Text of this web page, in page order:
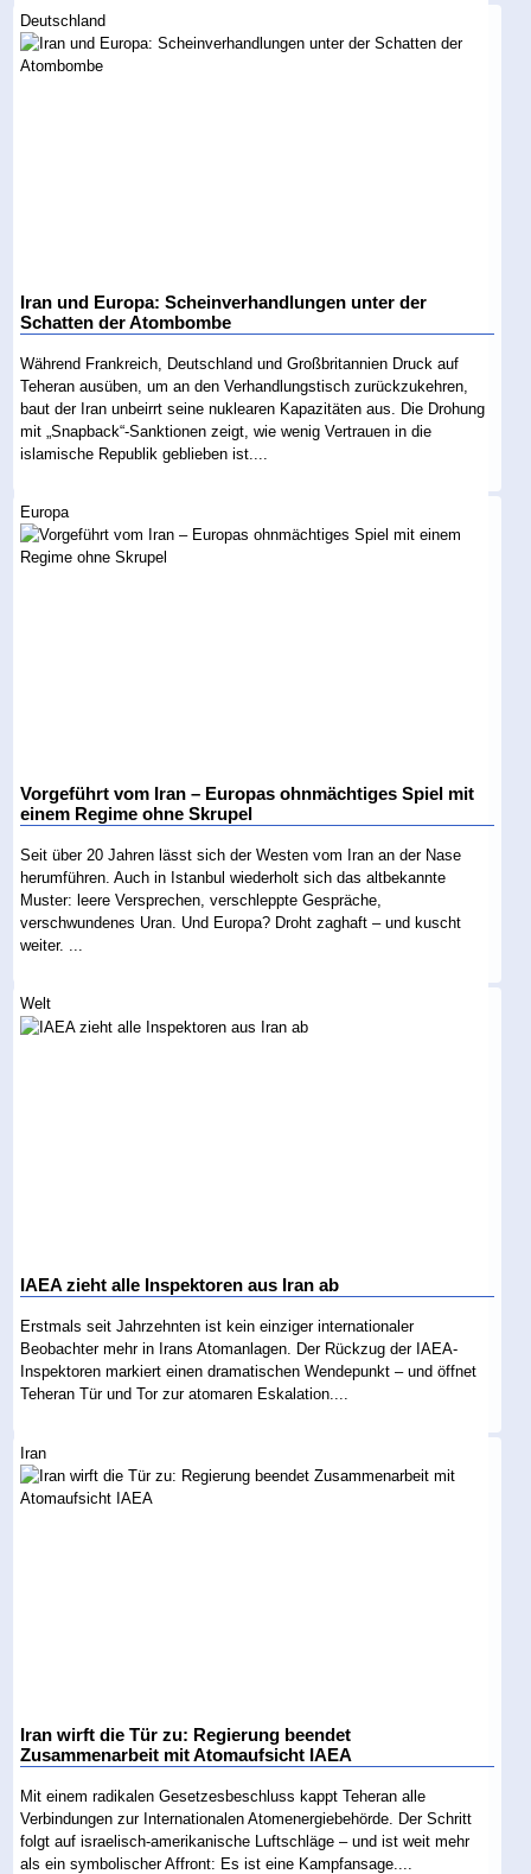
Deutschland
Iran und Europa: Scheinverhandlungen unter der
Schatten der Atombombe
Während Frankreich, Deutschland und Großbritannien Druck auf
Teheran ausüben, um an den Verhandlungstisch zurückzukehren,
baut der Iran unbeirrt seine nuklearen Kapazitäten aus. Die Drohung
mit „Snapback“-Sanktionen zeigt, wie wenig Vertrauen in die
islamische Republik geblieben ist....
Europa
Vorgeführt vom Iran – Europas ohnmächtiges Spiel mit
einem Regime ohne Skrupel
Seit über 20 Jahren lässt sich der Westen vom Iran an der Nase
herumführen. Auch in Istanbul wiederholt sich das altbekannte
Muster: leere Versprechen, verschleppte Gespräche,
verschwundenes Uran. Und Europa? Droht zaghaft – und kuscht
weiter. ...
Welt
IAEA zieht alle Inspektoren aus Iran ab
Erstmals seit Jahrzehnten ist kein einziger internationaler
Beobachter mehr in Irans Atomanlagen. Der Rückzug der IAEA-
Inspektoren markiert einen dramatischen Wendepunkt – und öffnet
Teheran Tür und Tor zur atomaren Eskalation....
Iran
Iran wirft die Tür zu: Regierung beendet
Zusammenarbeit mit Atomaufsicht IAEA
Mit einem radikalen Gesetzesbeschluss kappt Teheran alle
Verbindungen zur Internationalen Atomenergiebehörde. Der Schritt
folgt auf israelisch-amerikanische Luftschläge – und ist weit mehr
als ein symbolischer Affront: Es ist eine Kampfansage....